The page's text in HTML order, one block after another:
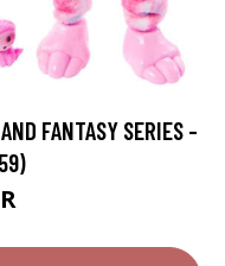
FANTASY SERIES -